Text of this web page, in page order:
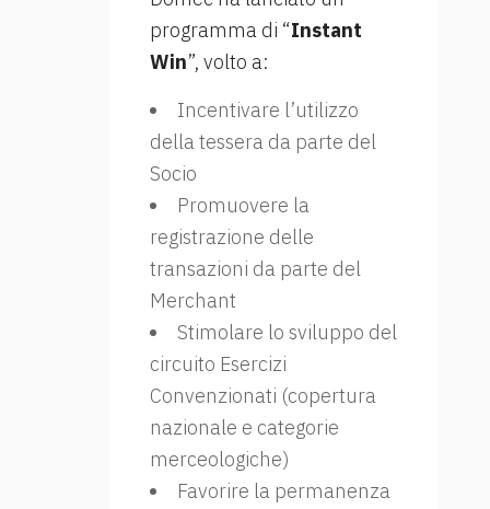
programma di “Instant
Win”, volto a:
Incentivare l’utilizzo
della tessera da parte del
Socio
Promuovere la
registrazione delle
transazioni da parte del
Merchant
Stimolare lo sviluppo del
circuito Esercizi
Convenzionati (copertura
nazionale e categorie
merceologiche)
Favorire la permanenza